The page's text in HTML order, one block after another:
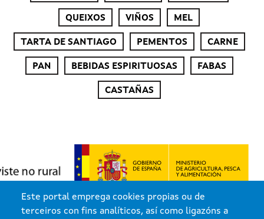
Este portal emprega cookies propias ou de
terceiros con fins analíticos, así como ligazóns a
QUEIXOS VIÑOS MEL
TARTA DE SANTIAGO PEMENTOS CARNE
PAN BEBIDAS ESPIRITUOSAS FABAS
CASTAÑAS